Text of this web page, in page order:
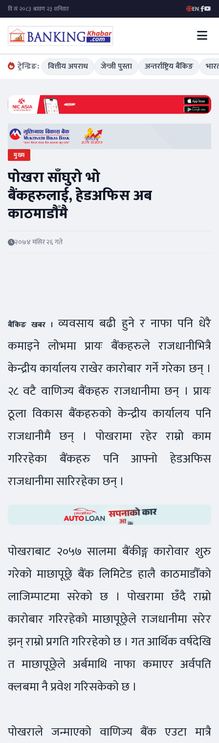
EN|
ट्रेन्डिङ: वित्तीय अपराध जेन्जी पुस्ता अन्तर्राष्ट्रिय बैंकिङ
मुख्य
पोखरा साँघुरो भो
बैंकहरुलाई, हेडअफिस अब
काठमाडौँमै
२०७४ मंसिर २६ गते
बैंकिङ खबर ।व्यवसाय बढी हुने र नाफा पनि धेरै
कमाइने लोभमा प्रायः बैंकहरुले राजधानीभित्रै
केन्द्रीय कार्यालय राखेर कारोबार गर्ने गरेका छन् ।
२८ वटै वाणिज्य बैंकहरु राजधानीमा छन् । प्रायः
ठूला विकास बैंकहरुको केन्द्रीय कार्यालय पनि
राजधानीमै छन् । पोखरामा रहेर राम्रो काम
गरिरहेका बैंकहरु पनि आफ्नो हेडअफिस
राजधानीमा सारिरहेका छन् ।
पोखराबाट २०५७ सालमा बैंकीङ्ग कारोवार शुरु
गरेको माछापूछ्रे बैंक लिमिटेड हालै काठमाडौँको
लाजिम्पाटमा सरेको छ । पोखरामा छँदै राम्रो
कारोबार गरिरहेको माछापूछ्रेले राजधानीमा सरेर
झन् राम्रो प्रगति गरिरहेको छ । गत आर्थिक वर्षदेखि
त माछापूछ्रेले अर्बमाथि नाफा कमाएर अर्वपति
क्लबमा नै प्रवेश गरिसकेको छ ।
पोखराले जन्माएको वाणिज्य बैंक एउटा मात्रै